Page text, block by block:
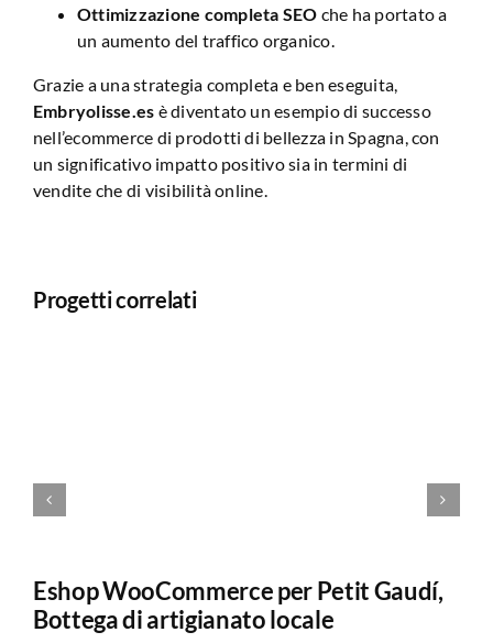
Ottimizzazione completa SEO che ha portato a
un aumento del traffico organico.
Grazie a una strategia completa e ben eseguita,
Embryolisse.es è diventato un esempio di successo
nell’ecommerce di prodotti di bellezza in Spagna, con
un significativo impatto positivo sia in termini di
vendite che di visibilità online.
Progetti correlati
Eshop WooCommerce per Petit Gaudí,
Bottega di artigianato locale